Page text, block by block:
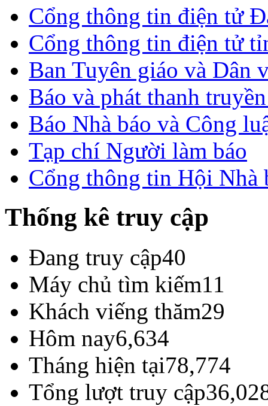
Cổng thông tin điện tử
Cổng thông tin điện tử
Ban Tuyên giáo và Dân
Báo và phát thanh
Báo Nhà báo và Công
Tạp chí Người làm báo
Cổng thông tin Hội Nhà
Thống kê truy cập
Đang truy cập40
Máy chủ tìm kiếm11
Khách viếng thăm29
Hôm nay6,634
Tháng hiện tại78,774
Tổng lượt truy cập